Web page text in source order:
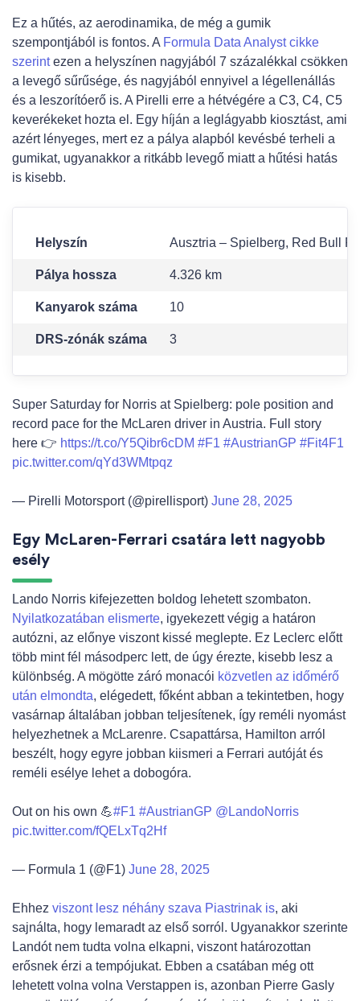
Ez a hűtés, az aerodinamika, de még a gumik
szempontjából is fontos. A Formula Data Analyst cikke
szerintezen a helyszínen nagyjából 7 százalékkal csökken
a levegő sűrűsége, és nagyjából ennyivel a légellenállás
és a leszorítóerő is. A Pirelli erre a hétvégére a C3, C4, C5
keverékeket hozta el. Egy híján a leglágyabb kiosztást, ami
azért lényeges, mert ez a pálya alapból kevésbé terheli a
gumikat, ugyanakkor a ritkább levegő miatt a hűtési hatás
is kisebb.
Helyszín Ausztria – Spielberg, Red Bull
Pálya hossza 4.326 km
Kanyarok száma 10
DRS-zónák száma 3
Super Saturday for Norris at Spielberg: pole position and
record pace for the McLaren driver in Austria. Full story
here 👉 https://t.co/Y5Qibr6cDM #F1 #AustrianGP #Fit4F1
pic.twitter.com/qYd3WMtpqz
— Pirelli Motorsport (@pirellisport) June 28, 2025
Egy McLaren-Ferrari csatára lett nagyobb
esély
Lando Norris kifejezetten boldog lehetett szombaton.
Nyilatkozatában elismerte, igyekezett végig a határon
autózni, az előnye viszont kissé meglepte. Ez Leclerc előtt
több mint fél másodperc lett, de úgy érezte, kisebb lesz a
különbség. A mögötte záró monacói közvetlen az időmérő
után elmondta, elégedett, főként abban a tekintetben, hogy
vasárnap általában jobban teljesítenek, így reméli nyomást
helyezhetnek a McLarenre. Csapattársa, Hamilton arról
beszélt, hogy egyre jobban kiismeri a Ferrari autóját és
reméli esélye lehet a dobogóra.
Out on his own 💪#F1 #AustrianGP @LandoNorris
pic.twitter.com/fQELxTq2Hf
— Formula 1 (@F1) June 28, 2025
Ehhez viszont lesz néhány szava Piastrinak is, aki
sajnálta, hogy lemaradt az első sorról. Ugyanakkor szerinte
Landót nem tudta volna elkapni, viszont határozottan
erősnek érzi a tempójukat. Ebben a csatában még ott
lehetett volna volna Verstappen is, azonban Pierre Gasly